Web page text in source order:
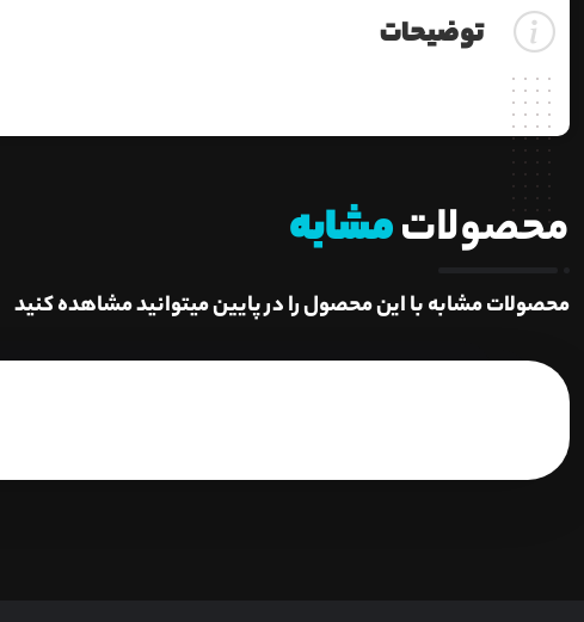
توضیحات
محصولاتمشابه
محصولات مشابه با این محصول را در پایین میتوانید مشاهده کنید